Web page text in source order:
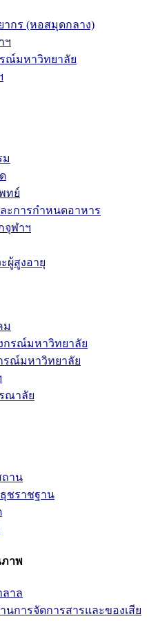
กร (หอสมุดกลาง)
ฯ
ณ์มหาวิทยาลัย
ม
ทย์
ะการกำหนดอาหาร
จุฬาฯ
ผู้สูงอายุ
ม
กรณ์มหาวิทยาลัย
รณ์มหาวิทยาลัย
ณาลัย
าน
ชราชฐาน
าพ
ลาล
นการจัดการสารและของเสีย